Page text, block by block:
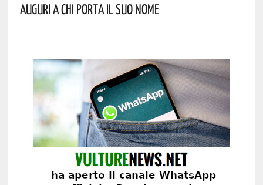
Auguri A Chi Porta Il Suo Nome